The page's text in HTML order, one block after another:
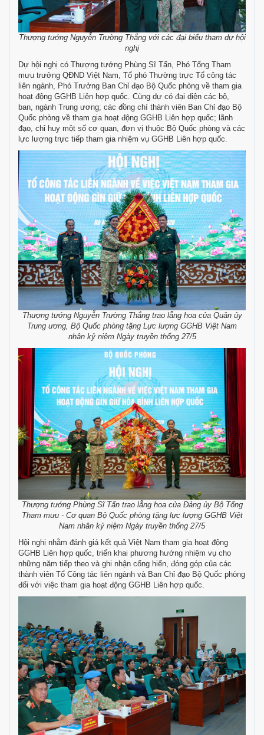
Thượng tướng Nguyễn Trường Thắng với các đại biểu tham dự hội
nghị
Dự hội nghị có Thượng tướng Phùng Sĩ Tấn, Phó Tổng Tham
mưu trưởng QĐND Việt Nam, Tổ phó Thường trực Tổ công tác
liên ngành, Phó Trưởng Ban Chỉ đạo Bộ Quốc phòng về tham gia
hoạt động GGHB Liên hợp quốc. Cùng dự có đại diện các bộ,
ban, ngành Trung ương; các đồng chí thành viên Ban Chỉ đạo Bộ
Quốc phòng về tham gia hoạt động GGHB Liên hợp quốc; lãnh
đạo, chỉ huy một số cơ quan, đơn vị thuộc Bộ Quốc phòng và các
lực lượng trực tiếp tham gia nhiệm vụ GGHB Liên hợp quốc.
Thượng tướng Nguyễn Trường Thắng trao lẵng hoa của Quân ủy
Trung ương, Bộ Quốc phòng tặng Lực lượng GGHB Việt Nam
nhân kỷ niệm Ngày truyền thống 27/5
Thượng tướng Phùng Sĩ Tấn trao lẵng hoa của Đảng ủy Bộ Tổng
Tham mưu - Cơ quan Bộ Quốc phòng tặng lực lượng GGHB Việt
Nam nhân kỷ niệm Ngày truyền thống 27/5
Hội nghị nhằm đánh giá kết quả Việt Nam tham gia hoạt động
GGHB Liên hợp quốc, triển khai phương hướng nhiệm vụ cho
những năm tiếp theo và ghi nhận cống hiến, đóng góp của các
thành viên Tổ Công tác liên ngành và Ban Chỉ đạo Bộ Quốc phòng
đối với việc tham gia hoạt động GGHB Liên hợp quốc.